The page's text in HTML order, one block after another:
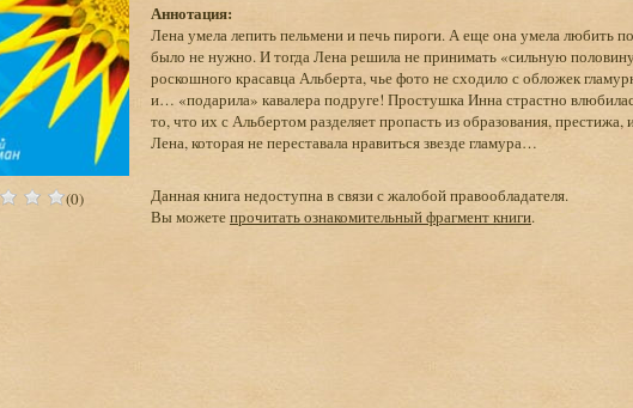
(0)
Аннотация:
Лена умела лепить пельмени и печь пироги. А еще она умела любить
было не нужно. И тогда Лена решила не принимать «сильную
роскошного красавца Альберта, чье фото не сходило с обложек
и… «подарила» кавалера подруге! Простушка Инна страстно
то, что их с Альбертом разделяет пропасть из образования,
Лена, которая не переставала нравиться звезде гламура…
Данная книга недоступна в связи с жалобой правообладателя.
Вы можетепрочитать ознакомительный фрагмент книги.